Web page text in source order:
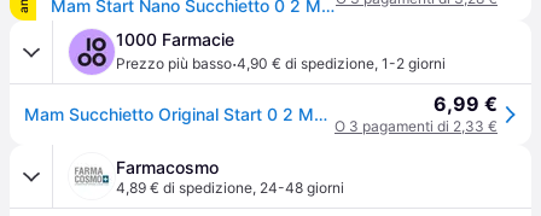
Mam Start Nano Succhietto 0 2 Mesi Silicone Maschio
1000 Farmacie
Prezzo più basso·4,90 € di spedizione, 1-2 giorni
Mam Succhietto Original Start 0 2 Mesi Silicone Maschio 2 Pezzi 6,99 €
O 3 pagamenti di 2,33 €
Farmacosmo
4,89 € di spedizione, 24-48 giorni